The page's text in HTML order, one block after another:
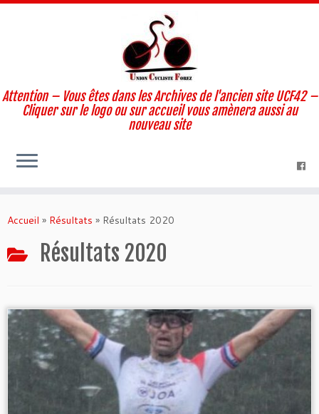
to
Attention – Vous êtes dans les Archives de l'ancien site UCF42 –
Cliquer sur le logo ou sur accueil vous amènera aussi au
nouveau site
Accueil » Résultats » Résultats 2020
Résultats 2020